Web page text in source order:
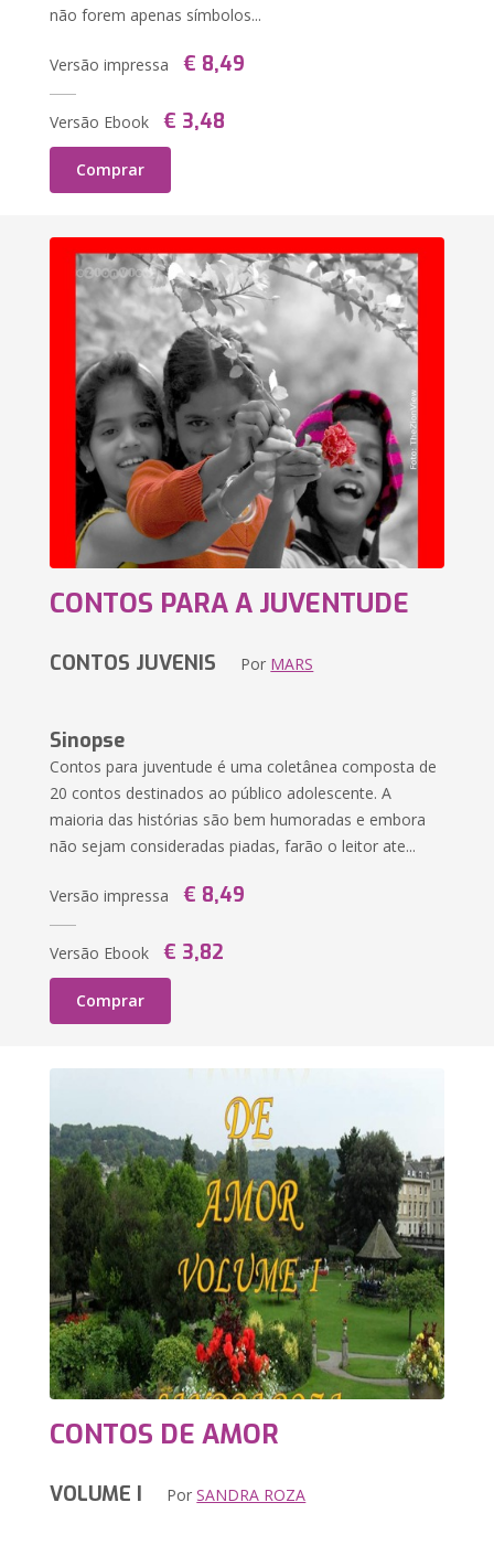
não forem apenas símbolos...
Versão impressa € 8,49
Versão Ebook € 3,48
Comprar
CONTOS PARA A JUVENTUDE
CONTOS JUVENIS Por MARS
Sinopse
Contos para juventude é uma coletânea composta de
20 contos destinados ao público adolescente. A
maioria das histórias são bem humoradas e embora
não sejam consideradas piadas, farão o leitor ate...
Versão impressa € 8,49
Versão Ebook € 3,82
Comprar
CONTOS DE AMOR
VOLUME I PorSANDRA ROZA